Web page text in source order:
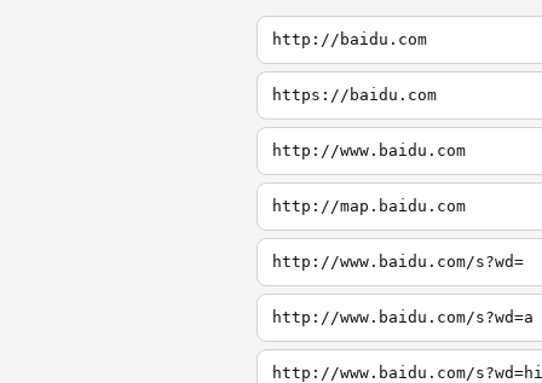
http://baidu.com
https://baidu.com
http://www.baidu.com
http://map.baidu.com
http://www.baidu.com/s?wd=
http://www.baidu.com/s?wd=a
http://www.baidu.com/s?wd=hi